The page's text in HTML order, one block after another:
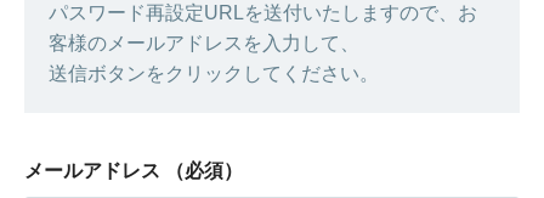
パスワード再設定URLを送付いたしますので、お
客様のメールアドレスを入力して、
送信ボタンをクリックしてください。
メールアドレス （必須）